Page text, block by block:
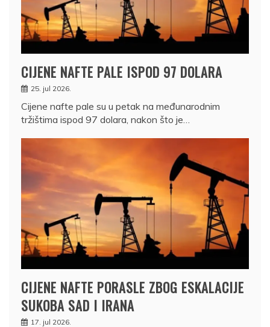
CIJENE NAFTE PALE ISPOD 97 DOLARA
25. jul 2026.
Cijene nafte pale su u petak na međunarodnim
tržištima ispod 97 dolara, nakon što je…
CIJENE NAFTE PORASLE ZBOG ESKALACIJE
SUKOBA SAD I IRANA
17. jul 2026.